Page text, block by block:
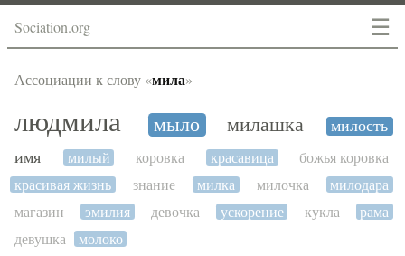
☰
Sociation.org
Ассоциации к слову «мила»
людмила мыло милашка
милость
имя
милый коровка красавица
божья коровка
красивая жизнь
знание милка милочка
милодара
магазин
эмилия девочка ускорение кукла
рама
девушка
молоко